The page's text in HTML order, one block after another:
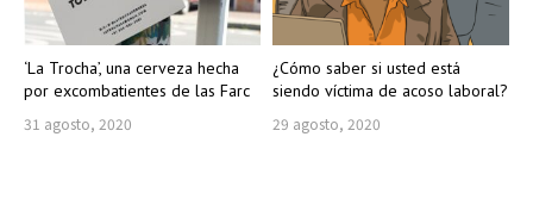
‘La Trocha’, una cerveza hecha
por excombatientes de las Farc
31 agosto, 2020
¿Cómo saber si usted está
siendo víctima de acoso laboral?
29 agosto, 2020